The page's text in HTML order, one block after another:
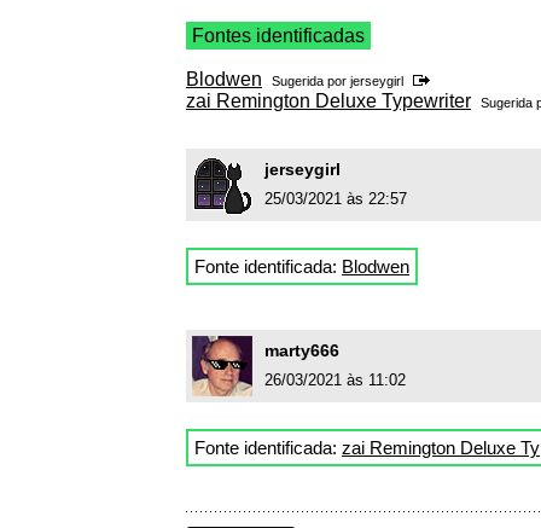
Fontes identificadas
Blodwen Sugerida por jerseygirl
zai Remington Deluxe Typewriter Sugerida
jerseygirl
25/03/2021 às 22:57
Fonte identificada: Blodwen
marty666
26/03/2021 às 11:02
Fonte identificada: zai Remington Deluxe